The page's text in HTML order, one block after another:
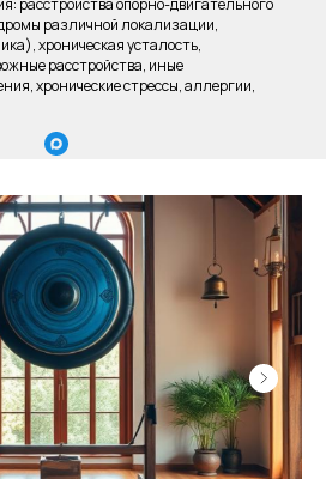
различной локализации,
хроническая усталость,
расстройства, иные
хронические стрессы, аллергии,